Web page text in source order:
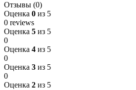
Отзывы (0)
Оценка 0 из 5
0 reviews
Оценка 5 из 5
0
Оценка 4 из 5
0
Оценка 3 из 5
0
Оценка 2 из 5